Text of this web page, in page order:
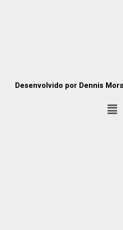
Desenvolvido por Dennis